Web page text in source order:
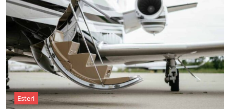
Esteri